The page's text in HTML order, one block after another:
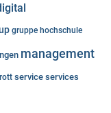
gruppe hochschule
management
service services